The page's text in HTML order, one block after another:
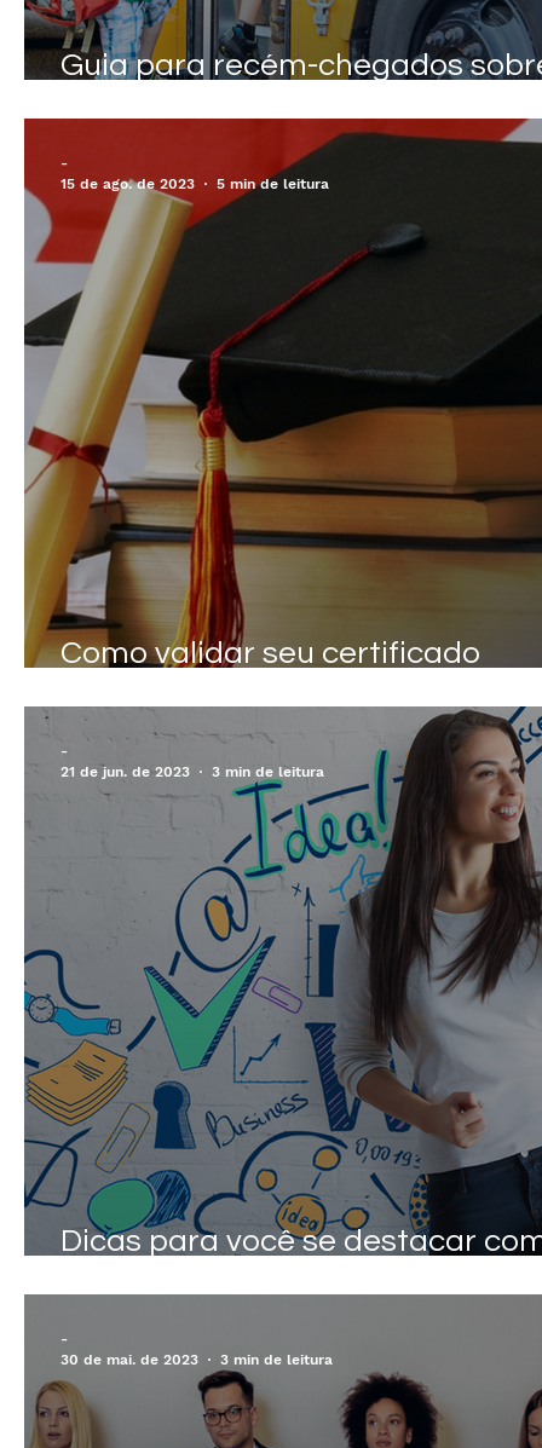
Guia para recém-chegados
Como validar seu certificado
-
15 de ago. de 2023
5 min de leitura
Dicas para você se destacar
-
21 de jun. de 2023
3 min de leitura
-
30 de mai. de 2023
3 min de leitura